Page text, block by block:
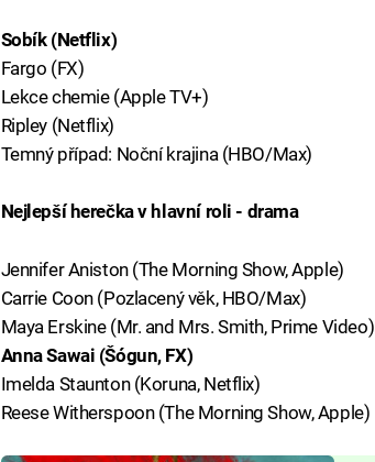
Sobík (Netflix)
Fargo (FX)
Lekce chemie (Apple TV+)
Ripley (Netflix)
Temný případ: Noční krajina (HBO/Max)
Nejlepší herečka v hlavní roli - drama
Jennifer Aniston (The Morning Show, Apple)
Carrie Coon (Pozlacený věk, HBO/Max)
Maya Erskine (Mr. and Mrs. Smith, Prime Video)
Anna Sawai (Šógun, FX)
Imelda Staunton (Koruna, Netflix)
Reese Witherspoon (The Morning Show, Apple)